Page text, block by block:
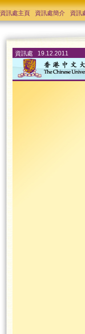
資訊處主頁 資訊處簡介 資訊
資訊處 19.12.2011